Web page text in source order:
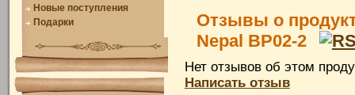
Новые поступления
Подарки
Отзывы о
Nepal BP02-2
Нет отзывов об этом
Написать отзыв